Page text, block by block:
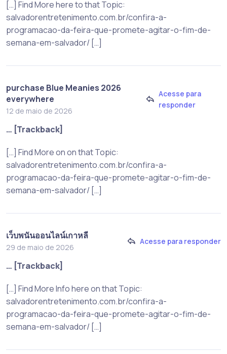
[…] Find More here to that Topic:
salvadorentretenimento.com.br/confira-a-
programacao-da-feira-que-promete-agitar-o-fim-de-
semana-em-salvador/ […]
purchase Blue Meanies 2026
everywhere
12 de maio de 2026
Acesse para
responder
… [Trackback]
[…] Find More on on that Topic:
salvadorentretenimento.com.br/confira-a-
programacao-da-feira-que-promete-agitar-o-fim-de-
semana-em-salvador/ […]
เว็บพนันออนไลน์เกาหลี
29 de maio de 2026
Acesse para responder
… [Trackback]
[…] Find More Info here on that Topic:
salvadorentretenimento.com.br/confira-a-
programacao-da-feira-que-promete-agitar-o-fim-de-
semana-em-salvador/ […]